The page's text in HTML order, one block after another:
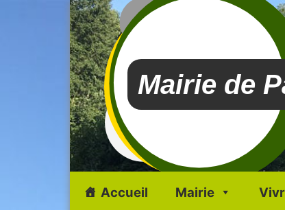
Mairie de
Accueil Mairie